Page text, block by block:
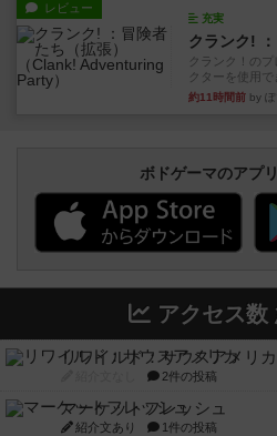
レビュー
充実
クランク!
クランク！の
クターを使用で
約11時間前 by
ボドゲーマのアプ
アクセス数
リワイルド：サウスアメリカ
2件の投稿
マーケットフレッシュ
紹介文あり 1件の投稿